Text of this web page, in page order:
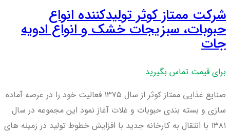
شرکت ممتاز کوثر تولیدکننده انواع
حبوبات، سبزیجات خشک و انواع ادویه
جات
برای قیمت تماس بگیرید
صنایع غذایی ممتاز کوثر از سال ۱۳۷۵ فعالیت خود را در عرصه آماده
سازی و بسته بندی حبوبات و غلات آغاز نمود این مجموعه در سال
۱۳۸۱ با انتقال به کارخانه جدید با افزایش خطوط تولید در زمینه های